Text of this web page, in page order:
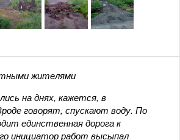
жителями
на днях, кажется, в
говорят, спускают воду. По
единственная дорога к
инициатор работ высыпал